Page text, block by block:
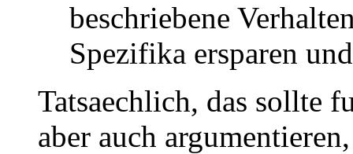
beschriebene
Spezifika ersparen
Tatsaechlich, das sollte
aber auch